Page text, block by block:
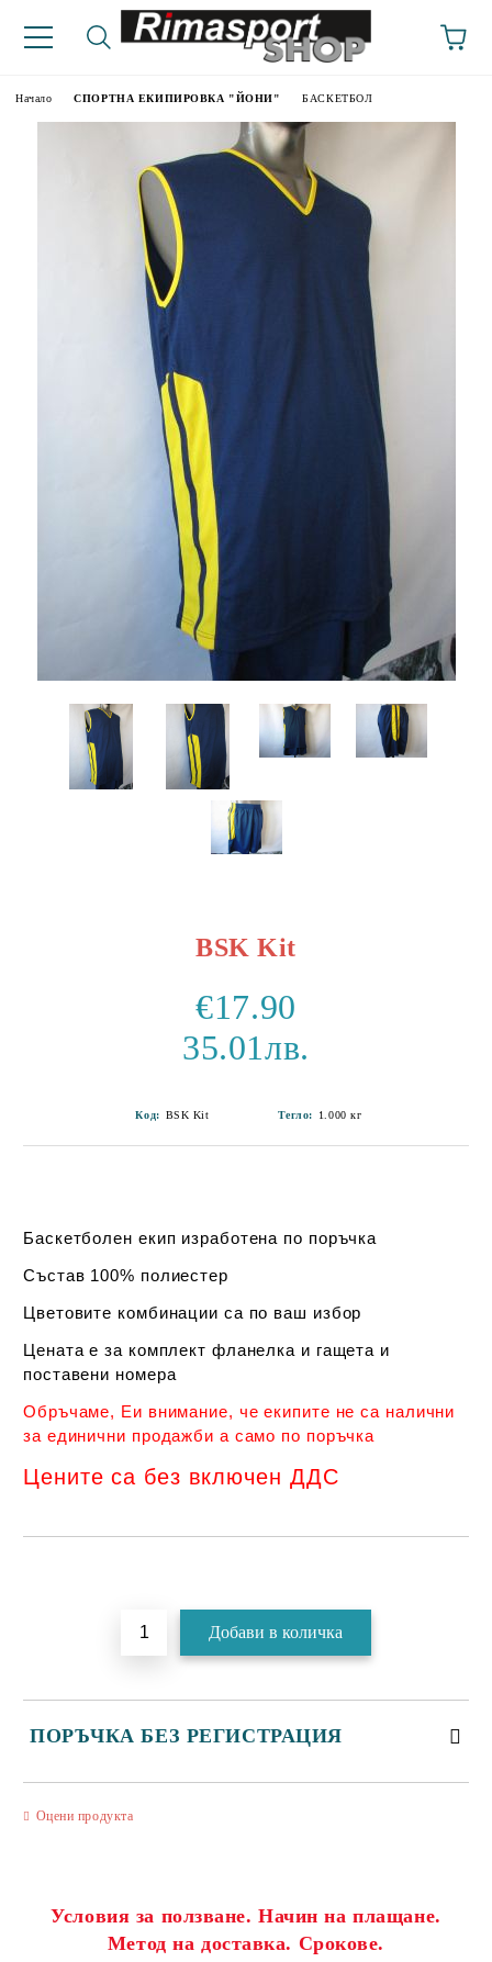
Начало СПОРТНА ЕКИПИРОВКА "ЙОНИ" БАСКЕТБОЛ
BSK Kit
€17.90
35.01лв.
Код: BSK Kit Тегло: 1.000 кг
Баскетболен екип изработена по поръчка
Състав 100% полиестер
Цветовите комбинации са по ваш избор
Цената е за комплект фланелка и гащета и
поставени номера
Обръчаме, Еи внимание, че екипите не са налични
за единични продажби а само по поръчка
Цените са без включен ДДС
ПОРЪЧКА БЕЗ РЕГИСТРАЦИЯ
Съгласен съм сПолитиката за лични данни
Оцени продукта
Условия за ползване. Начин на плащане.
Метод на доставка. Срокове.